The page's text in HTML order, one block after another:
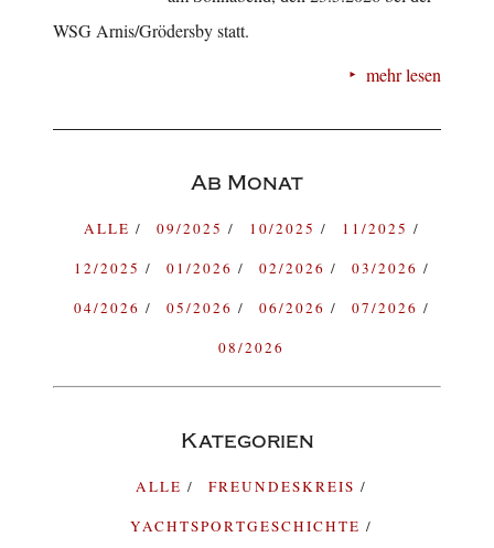
WSG Arnis/Grödersby statt.
mehr lesen
Ab Monat
ALLE 09/2025 10/2025
11/2025
12/2025
01/2026 02/2026
03/2026
04/2026
05/2026 06/2026
07/2026
08/2026
Kategorien
ALLE
FREUNDESKREIS
YACHTSPORTGESCHICHTE